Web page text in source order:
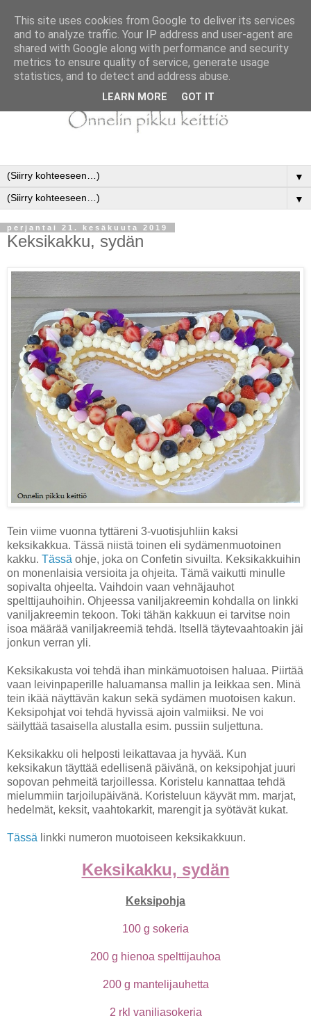
▼
▼
perjantai 21. kesäkuuta 2019
Keksikakku, sydän
Tein viime vuonna tyttäreni 3-vuotisjuhliin kaksi
keksikakkua. Tässä niistä toinen eli sydämenmuotoinen
kakku. Tässä ohje, joka on Confetin sivuilta. Keksikakkuihin
on monenlaisia versioita ja ohjeita. Tämä vaikutti minulle
sopivalta ohjeelta. Vaihdoin vaan vehnäjauhot
spelttijauhoihin. Ohjeessa vaniljakreemin kohdalla on linkki
vaniljakreemin tekoon. Toki tähän kakkuun ei tarvitse noin
isoa määrää vaniljakreemiä tehdä. Itsellä täytevaahtoakin jäi
jonkun verran yli.
Keksikakusta voi tehdä ihan minkämuotoisen haluaa. Piirtää
vaan leivinpaperille haluamansa mallin ja leikkaa sen. Minä
tein ikää näyttävän kakun sekä sydämen muotoisen kakun.
Keksipohjat voi tehdä hyvissä ajoin valmiiksi. Ne voi
säilyttää tasaisella alustalla esim. pussiin suljettuna.
Keksikakku oli helposti leikattavaa ja hyvää. Kun
keksikakun täyttää edellisenä päivänä, on keksipohjat juuri
sopovan pehmeitä tarjoillessa. Koristelu kannattaa tehdä
mielummiin tarjoilupäivänä. Koristeluun käyvät mm. marjat,
hedelmät, keksit, vaahtokarkit, marengit ja syötävät kukat.
Tässä linkki numeron muotoiseen keksikakkuun.
Keksikakku, sydän
Keksipohja
100 g sokeria
200 g hienoa spelttijauhoa
200 g mantelijauhetta
2 rkl vaniljasokeria
This site uses cookies from Google to deliver its services
and to analyze traffic. Your IP address and user-agent are
shared with Google along with performance and security
metrics to ensure quality of service, generate usage
statistics, and to detect and address abuse.
LEARN MORE GOT IT